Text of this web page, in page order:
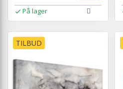
På lager
TILBUD